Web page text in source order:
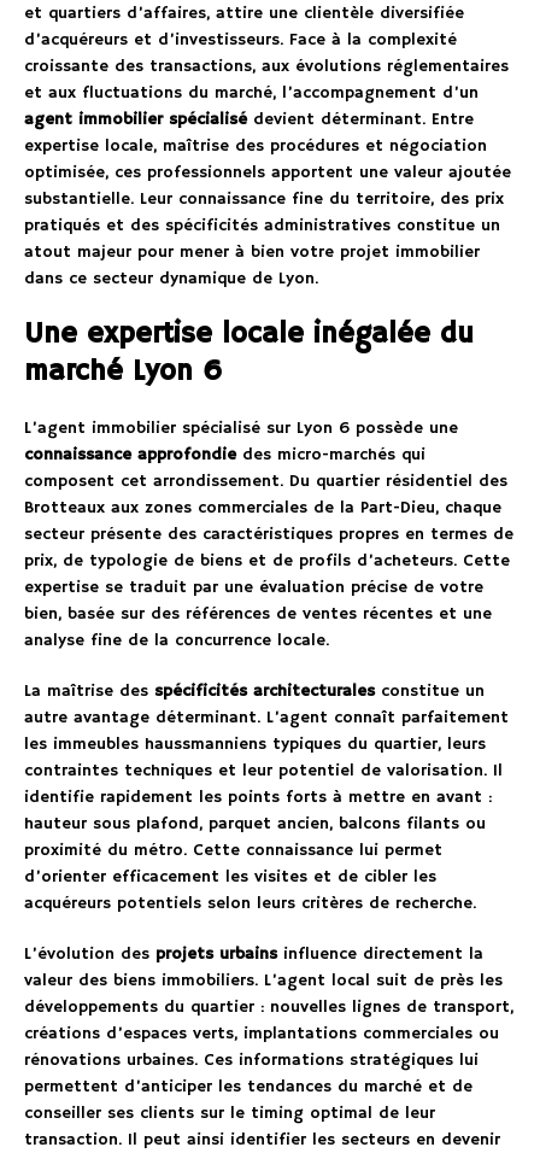
et quartiers d’affaires, attire une clientèle diversifiée
d’acquéreurs et d’investisseurs. Face à la complexité
croissante des transactions, aux évolutions réglementaires
et aux fluctuations du marché, l’accompagnement d’un
agent immobilier spécialisédevient déterminant. Entre
expertise locale, maîtrise des procédures et négociation
optimisée, ces professionnels apportent une valeur ajoutée
substantielle. Leur connaissance fine du territoire, des prix
pratiqués et des spécificités administratives constitue un
atout majeur pour mener à bien votre projet immobilier
dans ce secteur dynamique de Lyon.
Une expertise locale inégalée du
marché Lyon 6
L’agent immobilier spécialisé sur Lyon 6 possède une
connaissance approfondiedes micro-marchés qui
composent cet arrondissement. Du quartier résidentiel des
Brotteaux aux zones commerciales de la Part-Dieu, chaque
secteur présente des caractéristiques propres en termes de
prix, de typologie de biens et de profils d’acheteurs. Cette
expertise se traduit par une évaluation précise de votre
bien, basée sur des références de ventes récentes et une
analyse fine de la concurrence locale.
La maîtrise des spécificités architecturalesconstitue un
autre avantage déterminant. L’agent connaît parfaitement
les immeubles haussmanniens typiques du quartier, leurs
contraintes techniques et leur potentiel de valorisation. Il
identifie rapidement les points forts à mettre en avant :
hauteur sous plafond, parquet ancien, balcons filants ou
proximité du métro. Cette connaissance lui permet
d’orienter efficacement les visites et de cibler les
acquéreurs potentiels selon leurs critères de recherche.
L’évolution des projets urbainsinfluence directement la
valeur des biens immobiliers. L’agent local suit de près les
développements du quartier : nouvelles lignes de transport,
créations d’espaces verts, implantations commerciales ou
rénovations urbaines. Ces informations stratégiques lui
permettent d’anticiper les tendances du marché et de
conseiller ses clients sur le timing optimal de leur
transaction. Il peut ainsi identifier les secteurs en devenir